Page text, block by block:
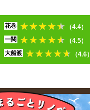
花巻 ★★★★★ （4.4）
一関 ★★★★★ （4.5）
大船渡 ★★★★★ （4.6）